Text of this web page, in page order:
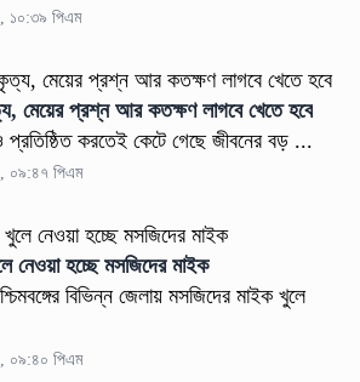
১০:৩৯ পিএম
মেয়ের প্রশ্ন আর কতক্ষণ লাগবে খেতে হবে
প্রতিষ্ঠিত করতেই কেটে গেছে জীবনের বড় ...
০৯:৪৭ পিএম
নেওয়া হচ্ছে মসজিদের মাইক
বিভিন্ন জেলায় মসজিদের মাইক খুলে
০৯:৪০ পিএম